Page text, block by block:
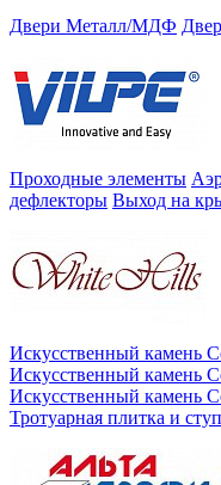
Двери Металл/МДФ
Проходные элементы
дефлекторы Выход на
Искусственный камень
Искусственный камень
Искусственный камень
Тротуарная плитка и